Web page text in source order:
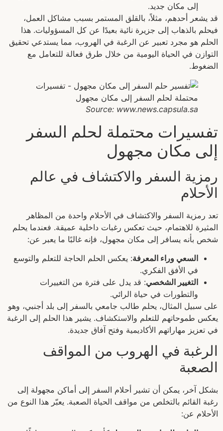
إلى مكان جديد.
قد يشعر أحدهم، مثلاً، بالقلق المستمر بسبب مشاكل العمل،
فيحلم بالذهاب إلى جزيرة نائية بعيدًا عن كل المسؤوليات. هذا
الحلم هو مجرد تعبير عن الرغبة في الهروب، مما يستدعي تحقيق
التوازن في الحياة اليومية من خلال طرق فعالة للتعامل مع
الضغوط.
Source: www.news.capsula.sa
تفسيرات محتملة لحلم السفر
إلى مكان مجهول
رمزية السفر والاكتشاف في عالم
الأحلام
تعد رمزية السفر والاكتشاف في الأحلام واحدة من المظاهر
المثيرة للاهتمام، حيث تعكس رغبات داخلية عميقة. فعندما يحلم
شخص بأنه يسافر إلى مكان مجهول، فإنه غالبًا ما يعبر عن:
السعي وراء المعرفة: يعكس الحلم الحاجة للتعلم والتوسع
في الأفق الفكري.
التغيير الشخصي: قد يدل على فترة من التغييرات
والتطورات في حياة الرائي.
على سبيل المثال، يحلم طالب جامعي بالسفر إلى بلد أجنبي، وهو
يعكس طموحاتهم للتعلم والاستكشاف. يشير هذا الحلم إلى الرغبة
في تعزيز مهاراتهم الأكاديمية وفتح آفاق جديدة.
الرغبة في الهروب من المواقف
الصعبة
بشكل آخر، يمكن أن تشير أحلام السفر إلى أماكن مجهولة إلى
رغبة القائم بالتخلص من مواقف الحياة الصعبة. يعبّر هذا النوع من
الأحلام عن: